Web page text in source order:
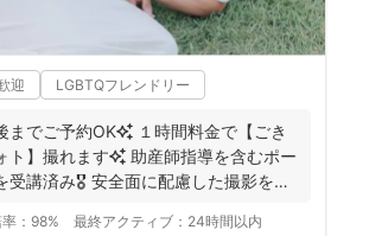
迎 LGBTQフレンドリー
までご予約OK✨ １時間料金で【ごき
ト】撮れます✨ 助産師指導を含むポー
受講済み🎖️ 安全面に配慮した撮影を行
： 98% 最終アクティブ： 24時間以内